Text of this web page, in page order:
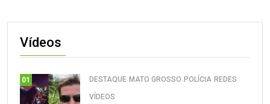
Vídeos
01 DESTAQUE MATO GROSSO POLÍCIA REDES
VÍDEOS